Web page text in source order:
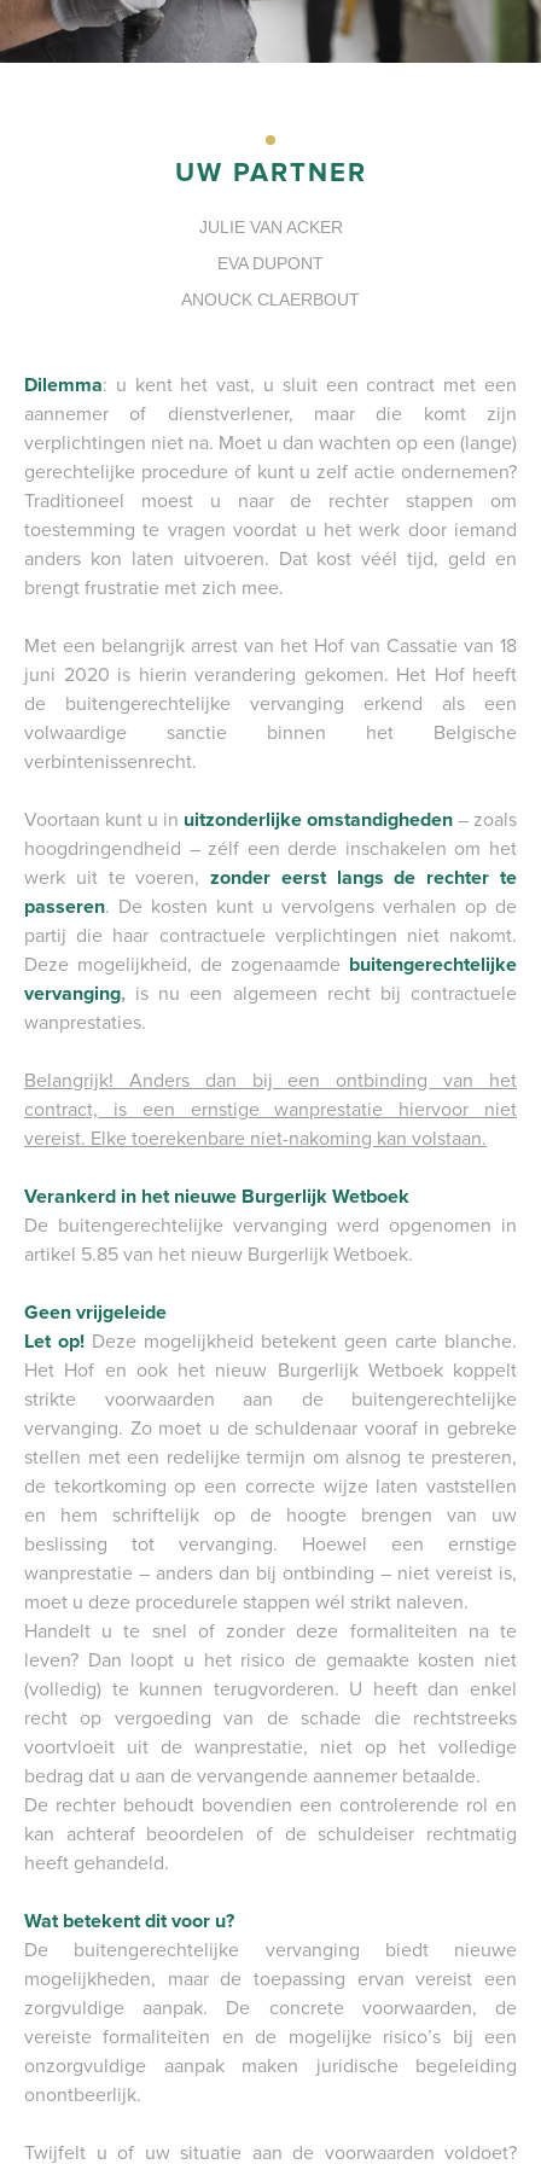
PORTAAL
UW PARTNER
JULIE VAN ACKER
EVA DUPONT
ANOUCK CLAERBOUT
Dilemma: u kent het vast, u sluit een contract met een
aannemer of dienstverlener, maar die komt zijn
verplichtingen niet na. Moet u dan wachten op een (lange)
gerechtelijke procedure of kunt u zelf actie ondernemen?
Traditioneel moest u naar de rechter stappen om
toestemming te vragen voordat u het werk door iemand
anders kon laten uitvoeren. Dat kost véél tijd, geld en
brengt frustratie met zich mee.
Met een belangrijk arrest van het Hof van Cassatie van 18
juni 2020 is hierin verandering gekomen. Het Hof heeft
de buitengerechtelijke vervanging erkend als een
volwaardige sanctie binnen het Belgische
verbintenissenrecht.
Voortaan kunt u in uitzonderlijke omstandigheden – zoals
hoogdringendheid – zélf een derde inschakelen om het
werk uit te voeren, zonder eerst langs de rechter te
passeren. De kosten kunt u vervolgens verhalen op de
partij die haar contractuele verplichtingen niet nakomt.
Deze mogelijkheid, de zogenaamde buitengerechtelijke
vervanging, is nu een algemeen recht bij contractuele
wanprestaties.
Belangrijk! Anders dan bij een ontbinding van het
contract, is een ernstige wanprestatie hiervoor niet
vereist. Elke toerekenbare niet-nakoming kan volstaan.
Verankerd in het nieuwe Burgerlijk Wetboek
De buitengerechtelijke vervanging werd opgenomen in
artikel 5.85 van het nieuw Burgerlijk Wetboek.
Geen vrijgeleide
Let op! Deze mogelijkheid betekent geen carte blanche.
Het Hof en ook het nieuw Burgerlijk Wetboek koppelt
strikte voorwaarden aan de buitengerechtelijke
vervanging. Zo moet u de schuldenaar vooraf in gebreke
stellen met een redelijke termijn om alsnog te presteren,
de tekortkoming op een correcte wijze laten vaststellen
en hem schriftelijk op de hoogte brengen van uw
beslissing tot vervanging. Hoewel een ernstige
wanprestatie – anders dan bij ontbinding – niet vereist is,
moet u deze procedurele stappen wél strikt naleven.
Handelt u te snel of zonder deze formaliteiten na te
leven? Dan loopt u het risico de gemaakte kosten niet
(volledig) te kunnen terugvorderen. U heeft dan enkel
recht op vergoeding van de schade die rechtstreeks
voortvloeit uit de wanprestatie, niet op het volledige
bedrag dat u aan de vervangende aannemer betaalde.
De rechter behoudt bovendien een controlerende rol en
kan achteraf beoordelen of de schuldeiser rechtmatig
heeft gehandeld.
Wat betekent dit voor u?
De buitengerechtelijke vervanging biedt nieuwe
mogelijkheden, maar de toepassing ervan vereist een
zorgvuldige aanpak. De concrete voorwaarden, de
vereiste formaliteiten en de mogelijke risico’s bij een
onzorgvuldige aanpak maken juridische begeleiding
onontbeerlijk.
Twijfelt u of uw situatie aan de voorwaarden voldoet?